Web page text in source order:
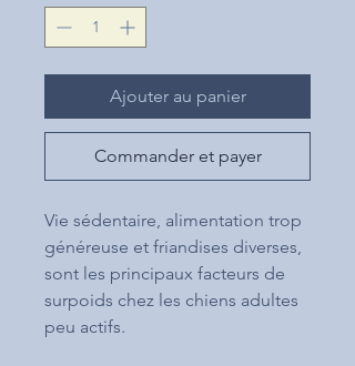
Ajouter au panier
Commander et payer
Vie sédentaire, alimentation trop
généreuse et friandises diverses,
sont les principaux facteurs de
surpoids chez les chiens adultes
peu actifs.